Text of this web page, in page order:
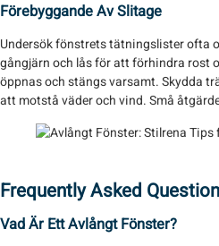
Förebyggande Av Slitage
Undersök fönstrets tätningslister ofta
gångjärn och lås för att förhindra rost
öppnas och stängs varsamt. Skydda
att motstå väder och vind. Små
Frequently Asked
Vad Är Ett Avlångt Fönster?